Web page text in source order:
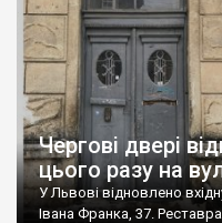
Чергові двері
цього разу на
У Львові відновлено
Івана Франка, 37.